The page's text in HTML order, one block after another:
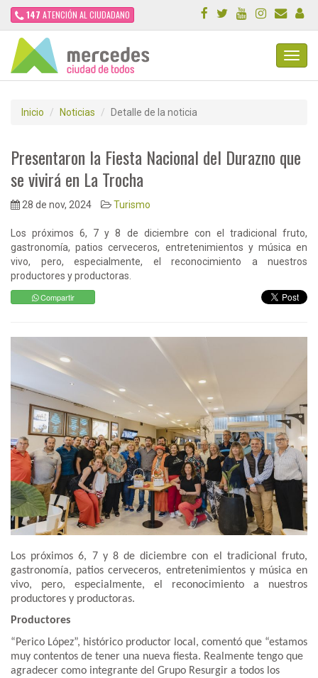
147 ATENCIÓN AL CIUDADANO
Inicio Noticias Detalle de la noticia
Presentaron la Fiesta Nacional del Durazno que
se vivirá en La Trocha
28 de nov, 2024 Turismo
Los próximos 6, 7 y 8 de diciembre con el tradicional fruto,
gastronomía, patios cerveceros, entretenimientos y música en
vivo, pero, especialmente, el reconocimiento a nuestros
productores y productoras.
Compartir
Los próximos 6, 7 y 8 de diciembre con el tradicional fruto,
gastronomía, patios cerveceros, entretenimientos y música en
vivo, pero, especialmente, el reconocimiento a nuestros
productores y productoras.
Productores
“Perico López”, histórico productor local, comentó que “estamos
muy contentos de tener una nueva fiesta. Realmente tengo que
agradecer como integrante del Grupo Resurgir a todos los